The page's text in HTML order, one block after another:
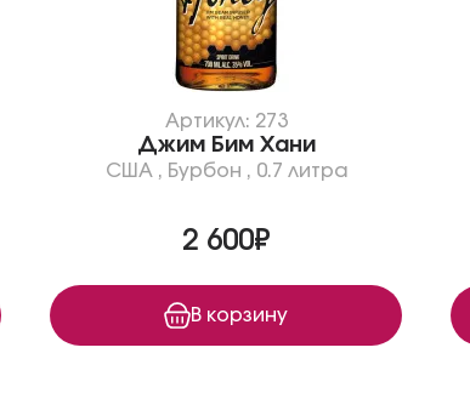
Артикул: 273
Джим Бим Хани
США , Бурбон , 0.7 литра
2 600₽
В корзину